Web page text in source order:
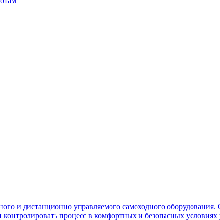
и дистанционно управляемого самоходного
процесс в комфортных и безопасных условиях